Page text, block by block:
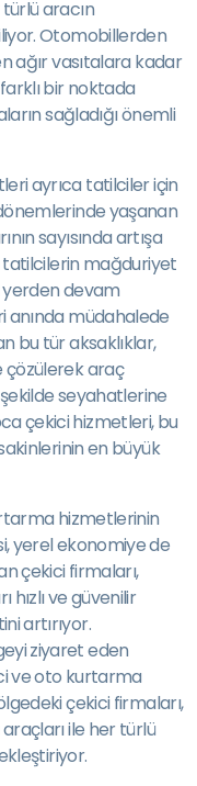
aracın
Otomobillerden
ağır vasıtalara kadar
bir noktada
sağladığı önemli
ayrıca tatilciler için
yaşanan
sayısında artışa
tatilcilerin mağduriyet
yerden devam
müdahalede
bu tür aksaklıklar,
çözülerek araç
seyahatlerine
çekici hizmetleri, bu
en büyük
hizmetlerinin
yerel ekonomiye de
çekici firmaları,
hızlı ve güvenilir
artırıyor.
ziyaret eden
ve oto kurtarma
çekici firmaları,
ile her türlü